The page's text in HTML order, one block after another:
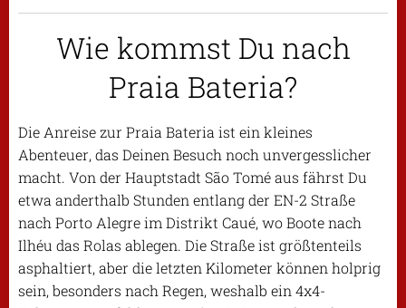
Wie kommst Du nach
Praia Bateria?
Die Anreise zur Praia Bateria ist ein kleines
Abenteuer, das Deinen Besuch noch unvergesslicher
macht. Von der Hauptstadt São Tomé aus fährst Du
etwa anderthalb Stunden entlang der EN-2 Straße
nach Porto Alegre im Distrikt Caué, wo Boote nach
Ilhéu das Rolas ablegen. Die Straße ist größtenteils
asphaltiert, aber die letzten Kilometer können holprig
sein, besonders nach Regen, weshalb ein 4x4-